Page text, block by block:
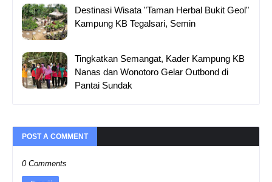
Destinasi Wisata "Taman Herbal Bukit Geol"
Kampung KB Tegalsari, Semin
Tingkatkan Semangat, Kader Kampung KB
Nanas dan Wonotoro Gelar Outbond di
Pantai Sundak
POST A COMMENT
0 Comments